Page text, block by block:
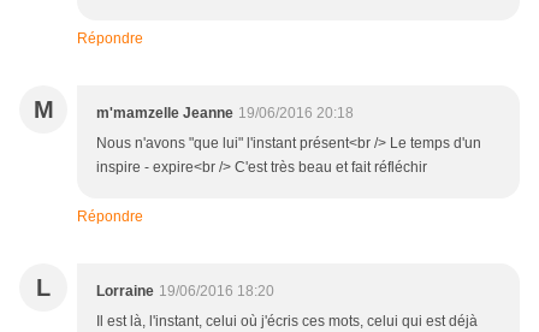
Répondre
M m'mamzelle Jeanne 19/06/2016 20:18
Nous n'avons "que lui" l'instant présent<br /> Le temps d'un
inspire - expire<br /> C'est très beau et fait réfléchir
Répondre
L Lorraine 19/06/2016 18:20
Il est là, l'instant, celui où j'écris ces mots, celui qui est déjà